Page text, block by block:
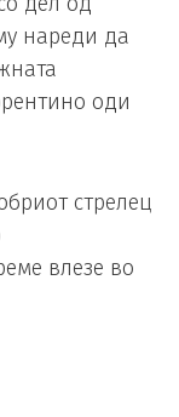
нареди да
оди
стрелец
влезе во